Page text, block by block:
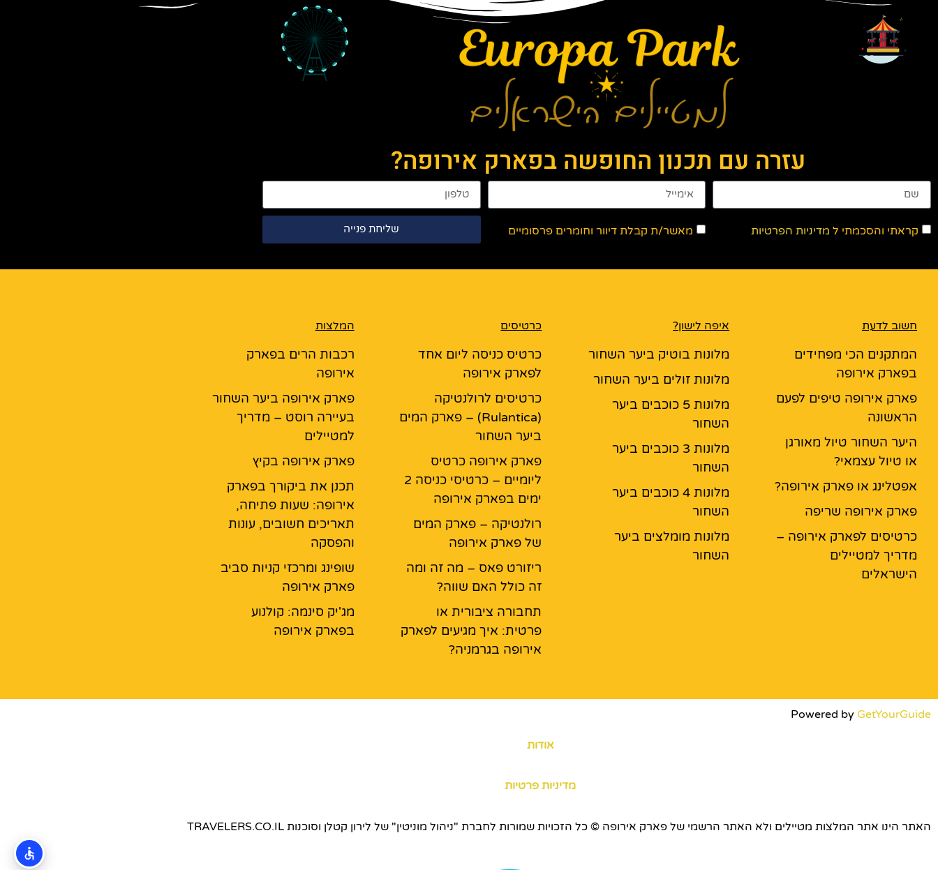
עזרה עם תכנון החופשה בפארק אירופה?
קראתי והסכמתי ל מדיניות הפרטיות מאשר/ת קבלת דיוור וחומרים פרסומיים שליחת פנייה
חשוב לדעת
המתקנים הכי מפחידים
בפארק אירופה
פארק אירופה טיפים לפעם
הראשונה
היער השחור טיול מאורגן
או טיול עצמאי?
אפטלינג או פארק אירופה?
פארק אירופה שריפה
כרטיסים לפארק אירופה –
מדריך למטיילים
הישראלים
איפה לישון?
מלונות בוטיק ביער השחור
מלונות זולים ביער השחור
מלונות 5 כוכבים ביער
השחור
מלונות 3 כוכבים ביער
השחור
מלונות 4 כוכבים ביער
השחור
מלונות מומלצים ביער
השחור
כרטיסים
כרטיס כניסה ליום אחד
לפארק אירופה
כרטיסים לרולנטיקה
(Rulantica) – פארק המים
ביער השחור
פארק אירופה כרטיס
ליומיים – כרטיסי כניסה 2
ימים בפארק אירופה
רולנטיקה – פארק המים
של פארק אירופה
ריזורט פאס – מה זה ומה
זה כולל האם שווה?
תחבורה ציבורית או
פרטית: איך מגיעים לפארק
אירופה בגרמניה?
המלצות
רכבות הרים בפארק
אירופה
פארק אירופה ביער השחור
בעיירה רוסט – מדריך
למטיילים
פארק אירופה בקיץ
תכנן את ביקורך בפארק
אירופה: שעות פתיחה,
תאריכים חשובים, עונות
והפסקה
שופינג ומרכזי קניות סביב
פארק אירופה
מג'יק סינמה: קולנוע
בפארק אירופה
Powered by GetYourGuide
אודות
מדיניות פרטיות
האתר הינו אתר המלצות מטיילים ולא האתר הרשמי של פארק אירופה © כל הזכויות שמורות לחברת "ניהול מוניטין" של לירון קטלן וסוכנות TRAVELERS.CO.IL